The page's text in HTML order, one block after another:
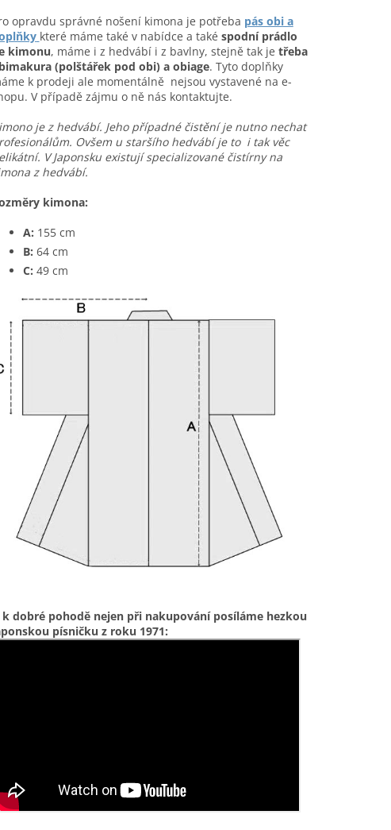
opravdu správné nošení kimona je potřeba pás obi a
které máme také v nabídce a také spodní prádlo
kimonu, máme i z hedvábí i z bavlny, stejně tak je třeba
(polštářek pod obi) a obiage. Tyto doplňky
k prodeji ale momentálně nejsou vystavené na e-
V případě zájmu o ně nás kontaktujte.
je z hedvábí. Jeho případné čistění je nutno nechat
Ovšem u staršího hedvábí je to i tak věc
V Japonsku existují specializované čistírny na
z hedvábí.
kimona:
A: 155 cm
B: 64 cm
C: 49 cm
k dobré pohodě nejen při nakupování posíláme hezkou
písničku z roku 1971: